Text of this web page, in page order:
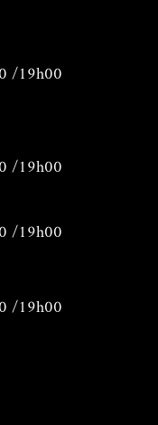
/19h00
/19h00
/19h00
/19h00